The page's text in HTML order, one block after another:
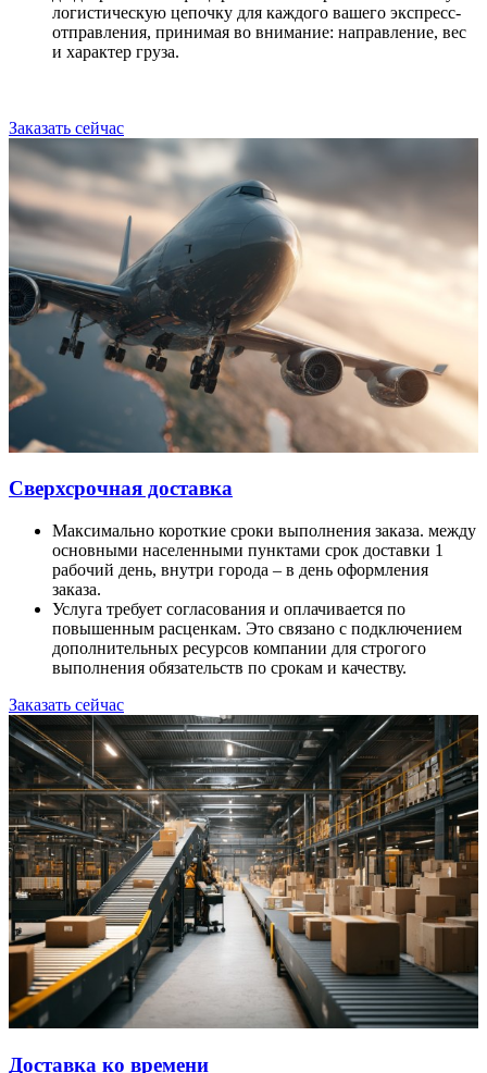
логистическую цепочку для каждого вашего экспресс-
отправления, принимая во внимание: направление, вес
и характер груза.
Заказать сейчас
Сверхсрочная доставка
Максимально короткие сроки выполнения заказа. между
основными населенными пунктами срок доставки 1
рабочий день, внутри города – в день оформления
заказа.
Услуга требует согласования и оплачивается по
повышенным расценкам. Это связано с подключением
дополнительных ресурсов компании для строгого
выполнения обязательств по срокам и качеству.
Заказать сейчас
Доставка ко времени